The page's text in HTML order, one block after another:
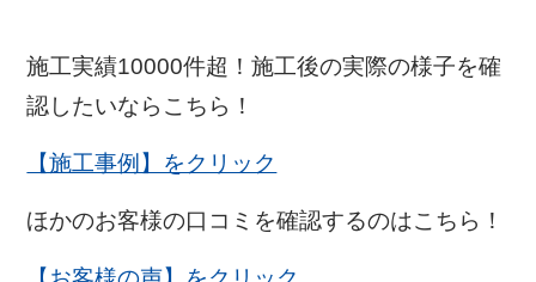
施工実績10000件超！施工後の実際の様子を確
認したいならこちら！
【施工事例】をクリック
ほかのお客様の口コミを確認するのはこちら！